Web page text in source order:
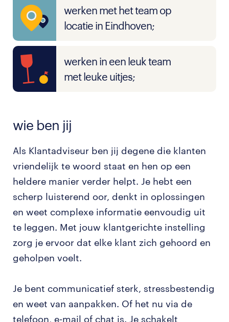
werken met het team op
locatie in Eindhoven;
werken in een leuk team
met leuke uitjes;
wie ben jij
Als Klantadviseur ben jij degene die klanten
vriendelijk te woord staat en hen op een
heldere manier verder helpt. Je hebt een
scherp luisterend oor, denkt in oplossingen
en weet complexe informatie eenvoudig uit
te leggen. Met jouw klantgerichte instelling
zorg je ervoor dat elke klant zich gehoord en
geholpen voelt.
Je bent communicatief sterk, stressbestendig
en weet van aanpakken. Of het nu via de
telefoon, e-mail of chat is. Je schakelt